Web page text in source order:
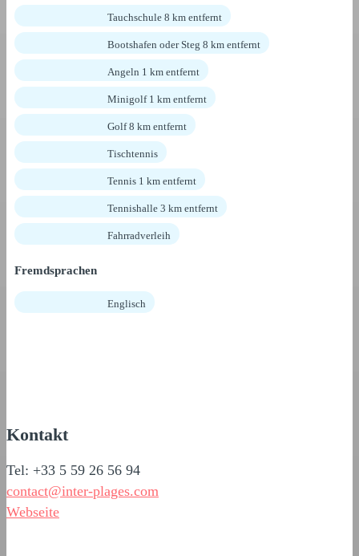
Tauchschule 8 km entfernt
Bootshafen oder Steg 8 km entfernt
Angeln 1 km entfernt
Minigolf 1 km entfernt
Golf 8 km entfernt
Tischtennis
Tennis 1 km entfernt
Tennishalle 3 km entfernt
Fahrradverleih
Fremdsprachen
Englisch
Kontakt
Tel: +33 5 59 26 56 94
contact@inter-plages.com
Webseite